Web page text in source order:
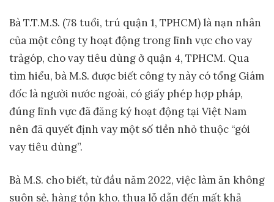
Bà T.T.M.S. (78 tuổi, trú quận 1, TPHCM) là nạn nhân
của một công ty hoạt động trong lĩnh vực cho vay
trảgóp, cho vay tiêu dùng ở quận 4, TPHCM. Qua
tìm hiểu, bà M.S. được biết công ty này có tổng Giám
đốc là người nước ngoài, có giấy phép hợp pháp,
đúng lĩnh vực đã đăng ký hoạt động tại Việt Nam
nên đã quyết định vay một số tiền nhỏ thuộc “gói
vay tiêu dùng”.
Bà M.S. cho biết, từ đầu năm 2022, việc làm ăn không
suôn sẻ, hàng tồn kho, thua lỗ dẫn đến mất khả